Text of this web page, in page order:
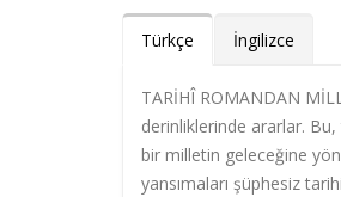
Türkçe İngilizce
TARİHÎ ROMANDAN
derinliklerinde ararlar.
bir milletin geleceğine yön
yansımaları şüphesiz